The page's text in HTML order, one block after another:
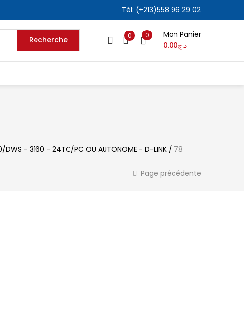
Tél: (+213)558 96 29 02
Recherche 0 0
Mon Panier
د.ج0.00
DWS - 3160 - 24TC/PC OU AUTONOME - D-LINK / 78
Page précédente